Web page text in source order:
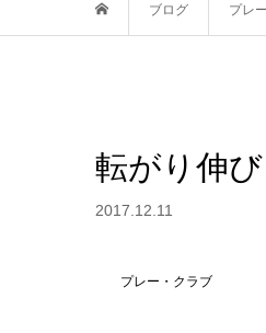
ブログ プレ
転がり伸
2017.12.11
プレー・クラブ